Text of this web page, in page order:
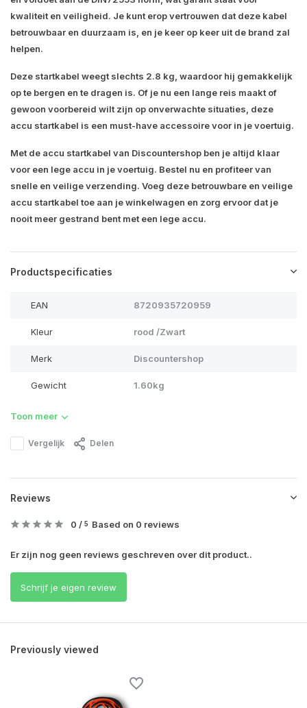
kwaliteit en veiligheid. Je kunt erop vertrouwen dat deze kabel
betrouwbaar en duurzaam is, en je keer op keer uit de brand zal
helpen.
Deze startkabel weegt slechts 2.8 kg, waardoor hij gemakkelijk
op te bergen en te dragen is. Of je nu een lange reis maakt of
gewoon voorbereid wilt zijn op onverwachte situaties, deze
accu startkabel is een must-have accessoire voor in je voertuig.
Met de accu startkabel van Discountershop ben je altijd klaar
voor een lege accu in je voertuig. Bestel nu en profiteer van
snelle en veilige verzending. Voeg deze betrouwbare en veilige
accu startkabel toe aan je winkelwagen en zorg ervoor dat je
nooit meer gestrand bent met een lege accu.
Productspecificaties
EAN 8720935720959
Kleur rood /Zwart
Merk Discountershop
Gewicht 1.60kg
Toon meer
Vergelijk Delen
Reviews
0 / 5 Based on 0 reviews
Er zijn nog geen reviews geschreven over dit product..
Schrijf je eigen review
Previously viewed